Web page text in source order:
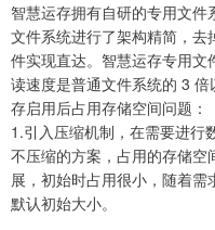
智慧运存拥有自研的专用文
文件系统进行了架构精简，
件实现直达。智慧运存专用文
读速度是普通文件系统的 3
存启用后占用存储空间问题：
1.引入压缩机制，在需要进行
不压缩的方案，占用的存储
展，初始时占用很小，随着
默认初始大小。